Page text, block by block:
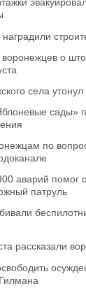
о
села
сады»
по
аварий помог
патруль
рассказали